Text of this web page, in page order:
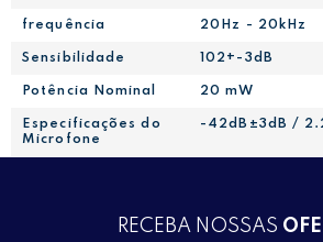
frequência 20Hz - 20kHz
Sensibilidade 102+-3dB
Potência Nominal 20 mW
Especificações do
Microfone
-42dB±3dB /
RECEBA NOSSAS